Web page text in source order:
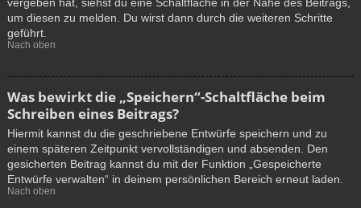
um diesen zu melden. Du wirst dann durch die weiteren Schritte
geführt.
Nach oben
Was bewirkt die „Speichern“-Schaltfläche beim
Schreiben eines Beitrags?
Hiermit kannst du die geschriebene Entwürfe speichern und zu
einem späteren Zeitpunkt vervollständigen und absenden. Den
gesicherten Beitrag kannst du mit der Funktion „Gespeicherte
Entwürfe verwalten“ in deinem persönlichen Bereich erneut laden.
Nach oben